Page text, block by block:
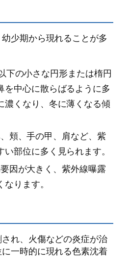
少期から現れることが多
下の小さな円形または楕円
を中心に散らばるように多
濃くなり、冬に薄くなる傾
頬、手の甲、肩など、紫
部位に多く見られます。
因が大きく、紫外線曝露
ります。
れ、火傷などの炎症が治
一時的に現れる色素沈着